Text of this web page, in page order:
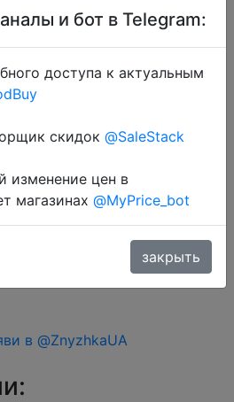
Coins
в магазин
Coins у додатку через
в @ZnyzhkaUA
и бот в Telegram:
доступа к актуальным
скидок @SaleStack
изменение цен в
магазинах @MyPrice_bot
закрыть